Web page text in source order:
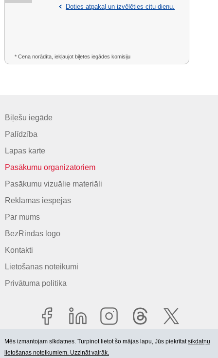
Doties atpakaļ un izvēlēties citu dienu.
* Cena norādīta, iekļaujot biļetes iegādes komisiju
Biļešu iegāde
Palīdzība
Lapas karte
Pasākumu organizatoriem
Pasākumu vizuālie materiāli
Reklāmas iespējas
Par mums
BezRindas logo
Kontakti
Lietošanas noteikumi
Privātuma politika
Mēs izmantojam sīkdatnes. Turpinot lietot šo mājas lapu, Jūs piekrītatsīkdatņu
lietošanas noteikumiem. Uzzināt vairāk.